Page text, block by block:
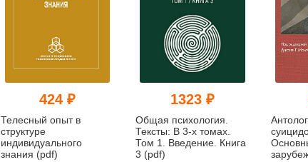
424 ₽
Телесный опыт в
структуре
индивидуального
знания (pdf)
1323 ₽
Общая психология.
Тексты: В 3-х томах.
Том 1. Введение. Книга
3 (pdf)